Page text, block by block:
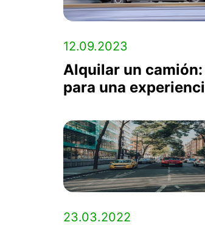
12.09.2023
Alquilar un
para una
23.03.2022